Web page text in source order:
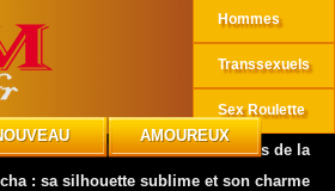
AMOUREUX
Hommes
Transsexuels
Sex Roulette
de Cinéma»Découvrez les secrets de la
: sa silhouette sublime et son charme